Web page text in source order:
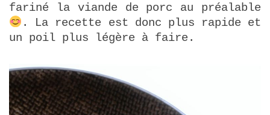
fariné la viande de porc au préalable
. La recette est donc plus rapide et
un poil plus légère à faire.